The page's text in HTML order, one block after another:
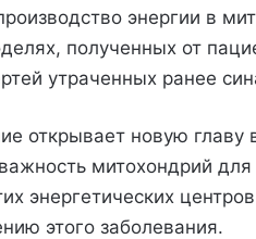
энергии в
полученных от
утраченных ранее
открывает новую
митохондрий
энергетических
этого заболевания.